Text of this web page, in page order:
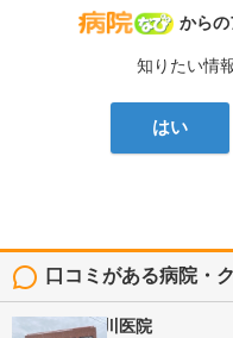
病院な
からの
知りたい情
はい
口コミがある病院・
医療法人市川医院